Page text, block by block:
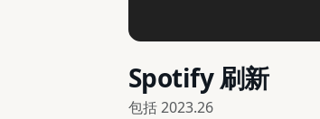
Spotify 刷新
包括2023.26